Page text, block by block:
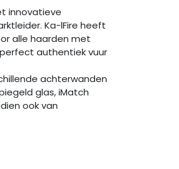
innovatieve
Ka-lFire heeft
alle haarden met
authentiek vuur
achterwanden
glas, iMatch
ook van